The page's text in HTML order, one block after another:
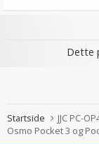
Dette
Startside
JJC PC-
Osmo Pocket 3 og